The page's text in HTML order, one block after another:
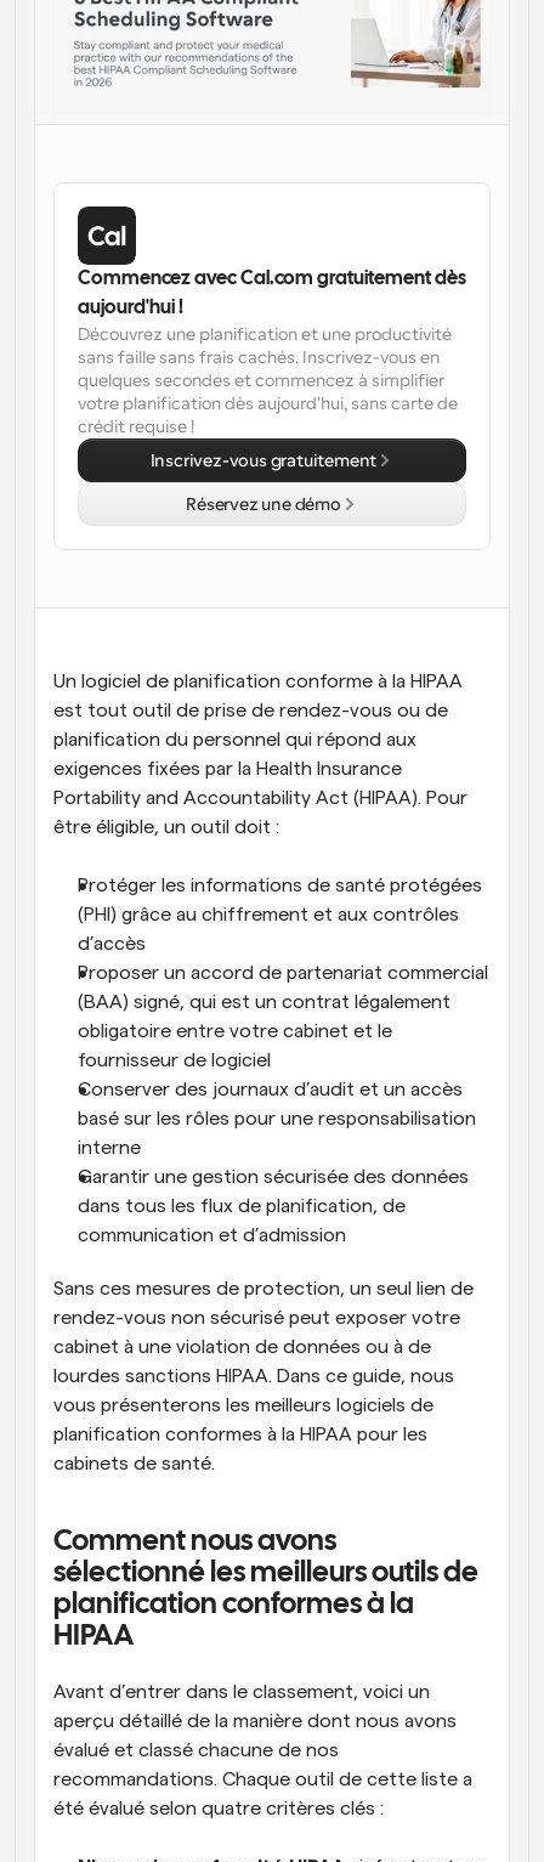
Programmation surpuissante avec des appels
Paiements
Accepter les paiements pour les réservations
Blog
Restez à jour avec les dernières nouvelles et mises à
jour
Réunions instantanées
Rencontrez des clients en quelques minutes
Liens de groupe dynamique
Réservez facilement des réunions avec plusieurs
personnes
Webhooks
Soyez informé lorsque quelque chose se passe
Un logiciel de planification conforme à la HIPAA
est tout outil de prise de rendez-vous ou de
planification du personnel qui répond aux
exigences fixées par la Health Insurance
Portability and Accountability Act (HIPAA). Pour
être éligible, un outil doit :
Protéger les informations de santé protégées
(PHI) grâce au chiffrement et aux contrôles
d’accès
Proposer un accord de partenariat commercial
(BAA) signé, qui est un contrat légalement
obligatoire entre votre cabinet et le
fournisseur de logiciel
Conserver des journaux d’audit et un accès
basé sur les rôles pour une responsabilisation
interne
Garantir une gestion sécurisée des données
dans tous les flux de planification, de
communication et d’admission
Sans ces mesures de protection, un seul lien de
rendez-vous non sécurisé peut exposer votre
cabinet à une violation de données ou à de
lourdes sanctions HIPAA. Dans ce guide, nous
vous présenterons les meilleurs logiciels de
planification conformes à la HIPAA pour les
cabinets de santé.
Comment nous avons
sélectionné les meilleurs outils de
planification conformes à la
HIPAA
Avant d’entrer dans le classement, voici un
aperçu détaillé de la manière dont nous avons
évalué et classé chacune de nos
recommandations. Chaque outil de cette liste a
été évalué selon quatre critères clés :
Commencez avec Cal.com gratuitement dès
aujourd'hui !
Découvrez une planification et une productivité
sans faille sans frais cachés. Inscrivez-vous en
quelques secondes et commencez à simplifier
votre planification dès aujourd'hui, sans carte de
crédit requise !
Inscrivez-vous gratuitement
Réservez une démo